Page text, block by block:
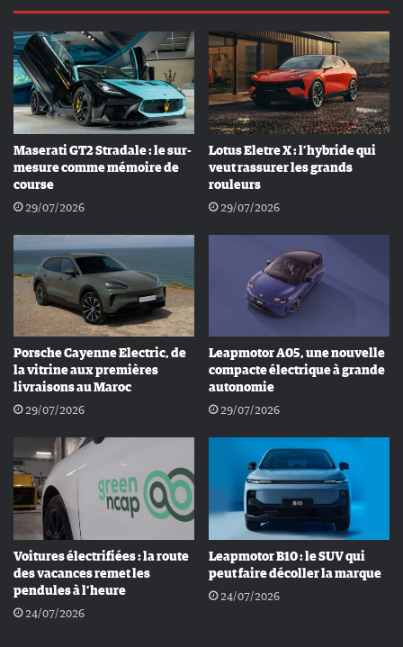
Maserati GT2 Stradale : le sur-
mesure comme mémoire de
course
29/07/2026
Lotus Eletre X : l’hybride qui
veut rassurer les grands
rouleurs
29/07/2026
Porsche Cayenne Electric, de
la vitrine aux premières
livraisons au Maroc
29/07/2026
Leapmotor A05, une nouvelle
compacte électrique à grande
autonomie
29/07/2026
Voitures électrifiées : la route
des vacances remet les
pendules à l’heure
24/07/2026
Leapmotor B10 : le SUV qui
peut faire décoller la marque
24/07/2026